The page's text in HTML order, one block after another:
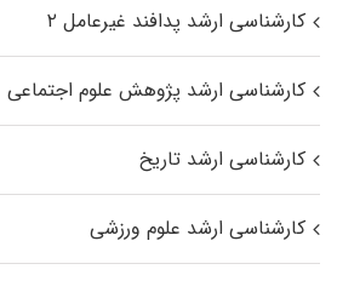
کارشناسی ارشد پدافند غیرعامل ۲
کارشناسی ارشد پژوهش علوم اجتماعی
کارشناسی ارشد تاریخ
کارشناسی ارشد علوم ورزشی